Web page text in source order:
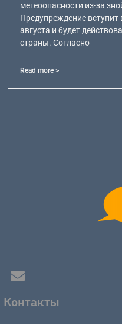
метеоопасности из-за
Предупреждение вступит
августа и будет
страны. Согласно
Read more >
Контакты